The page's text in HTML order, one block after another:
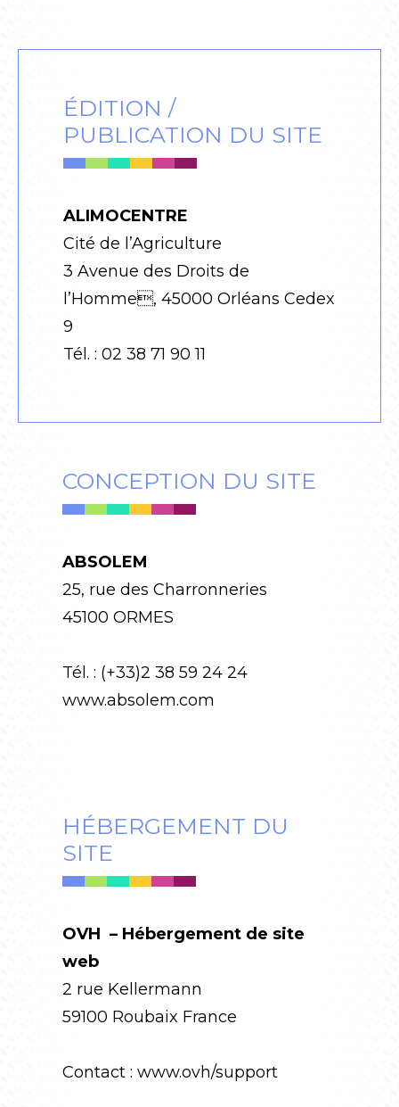
ÉDITION /
PUBLICATION DU SITE
ALIMOCENTRE
Cité de l’Agriculture
3 Avenue des Droits de
l’Homme, 45000 Orléans Cedex
9
Tél. : 02 38 71 90 11
CONCEPTION DU SITE
ABSOLEM
25, rue des Charronneries
45100 ORMES
Tél. : (+33)2 38 59 24 24
www.absolem.com
HÉBERGEMENT DU
SITE
OVH – Hébergement de site
web
2 rue Kellermann
59100 Roubaix France
Contact : www.ovh/support